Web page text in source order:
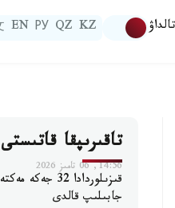
تالداۋ KZ
QZ
РУ
EN
تاقىرىپقا قاتىستى
14:56, 06 تامىز 2026
قىزىلوردادا
جابىلىپ قالدى